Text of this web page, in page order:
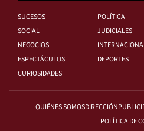
SUCESOS
POLÍTICA
SOCIAL
JUDICIALES
NEGOCIOS
ESPECTÁCULOS
DEPORTES
CURIOSIDADES
QUIÉNES SOMOSDIRECCIÓN
POLÍTICA DE